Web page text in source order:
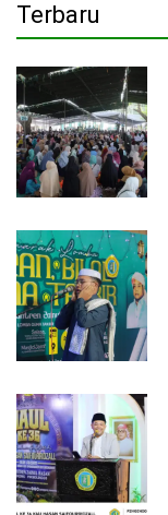
Terbaru